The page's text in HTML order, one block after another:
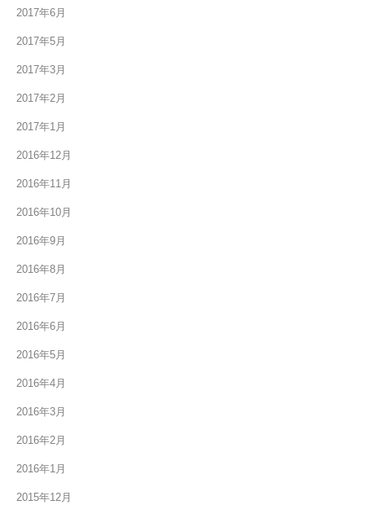
2017年6月
2017年5月
2017年3月
2017年2月
2017年1月
2016年12月
2016年11月
2016年10月
2016年9月
2016年8月
2016年7月
2016年6月
2016年5月
2016年4月
2016年3月
2016年2月
2016年1月
2015年12月